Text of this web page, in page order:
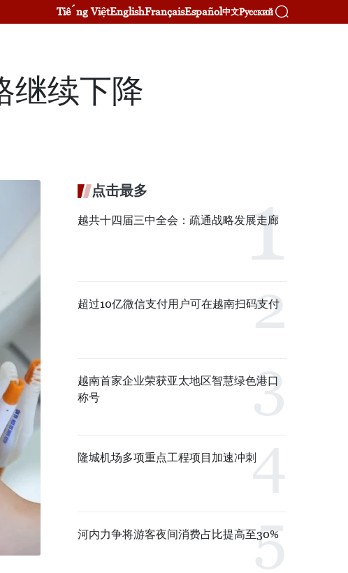
Tiếng ViệtEnglishFrançaisEspañol中文Русский
继续下降
点击最多
越共十四届三中全会：疏通战略发展走廊
超过10亿微信支付用户可在越南扫码支付
越南首家企业荣获亚太地区智慧绿色港口
称号
隆城机场多项重点工程项目加速冲刺
河内力争将游客夜间消费占比提高至30%